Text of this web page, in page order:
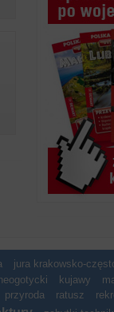
jura krakowsko-
kujawy
przyroda ratusz